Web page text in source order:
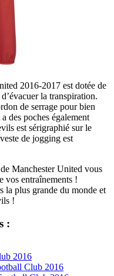
2016-2017 est dotée de
la transpiration.
de serrage pour bien
des poches également
est sérigraphié sur le
de jogging est
Manchester United vous
vos entraînements !
la plus grande du monde et
!
:
2016
Club 2016